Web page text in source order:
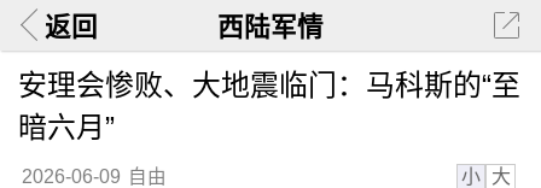
返回 西陆军情
安理会惨败、大地震临门：马科斯的“至
暗六月”
2026-06-09 自由 小 大